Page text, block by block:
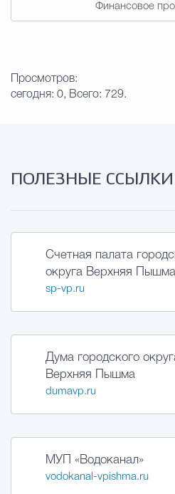
Финансовое
Просмотров:
сегодня: 0, Всего: 729.
ПОЛЕЗНЫЕ ССЫЛКИ
Счетная палата
округа Верхняя Пышма
sp-vp.ru
Дума городского
Верхняя Пышма
dumavp.ru
МУП «Водоканал»
vodokanal-vpishma.ru